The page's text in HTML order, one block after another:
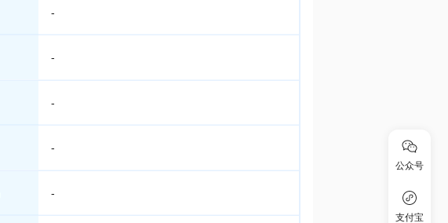
-
-
-
-
-
公众号
支付宝